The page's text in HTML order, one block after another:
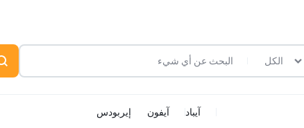
الكل
آيباد آيفون إيربودس